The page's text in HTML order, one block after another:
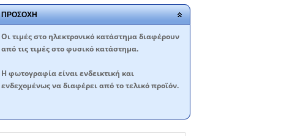
ΠΡΟΣΟΧΗ
Oι τιμές στο ηλεκτρονικό κατάστημα διαφέρουν
από τις τιμές στο φυσικό κατάστημα.
Η φωτογραφία είναι ενδεικτική και
ενδεχομένως να διαφέρει από το τελικό προϊόν.